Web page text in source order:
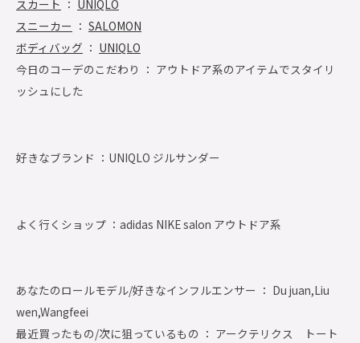
スカート ： UNIQLO
スニーカー ： SALOMON
ボディバッグ ： UNIQLO
今日のコーデのこだわり ： アウトドア系のアイテムでスタイリ
ッシュにした
好きなブランド ： UNIQLO ジルサンダー
よく行くショップ ： adidas NIKE salon アウトドア系
あなたのロールモデル/好きなインフルエンサー ： Du juan,Liu
wen,Wangfeei
最近買ったもの/次に狙っているもの ： アークテリクス トート